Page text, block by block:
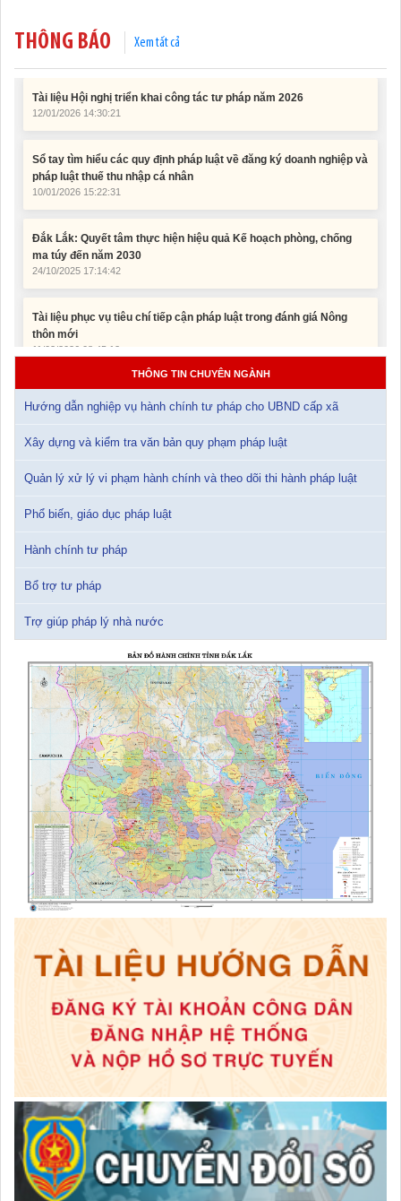
THÔNG BÁO Xem tất cả
Tài liệu Hội nghị triển khai công tác tư pháp năm 2026
Sổ tay tìm hiểu các quy định pháp luật về đăng ký doanh nghiệp và
Đắk Lắk: Quyết tâm thực hiện hiệu quả Kế hoạch phòng, chống
Tài liệu phục vụ tiêu chí tiếp cận pháp luật trong đánh giá Nông
Tài liệu Hội nghị công chức, viên chức và người lao động năm
2025
12/01/2026 14:30:21
Sổ tay tìm hiểu các quy định pháp luật về đăng ký doanh nghiệp và
10/01/2026 15:22:31
Đắk Lắk: Quyết tâm thực hiện hiệu quả Kế hoạch phòng, chống
ma túy đến năm 2030
24/10/2025 17:14:42
THÔNG TIN CHUYÊN NGÀNH
Hướng dẫn nghiệp vụ hành chính tư pháp cho UBND cấp xã
Xây dựng và kiểm tra văn bản quy phạm pháp luật
Quản lý xử lý vi phạm hành chính và theo dõi thi hành pháp luật
Phổ biến, giáo dục pháp luật
Hành chính tư pháp
Bổ trợ tư pháp
Trợ giúp pháp lý nhà nước